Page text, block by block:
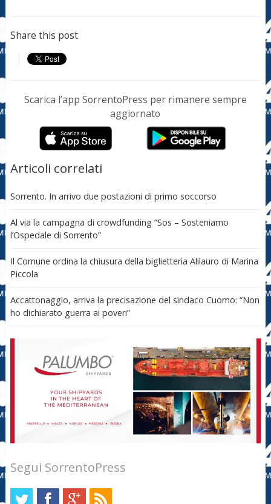
Share this post
Scarica l’app SorrentoPress per rimanere sempre
aggiornato
Articoli correlati
Sorrento. In arrivo due postazioni di primo soccorso
Al via la campagna di crowdfunding “Sos – Sosteniamo
l’Ospedale di Sorrento”
Il Comune ordina la chiusura della biglietteria Alilauro di Marina
Piccola
Accattonaggio, arriva la precisazione del sindaco Cuomo: “Non
ho dichiarato guerra ai poveri”
Segui SorrentoPress